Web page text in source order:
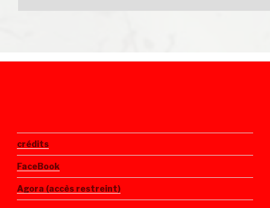
crédits
FaceBook
Agora (accès restreint)